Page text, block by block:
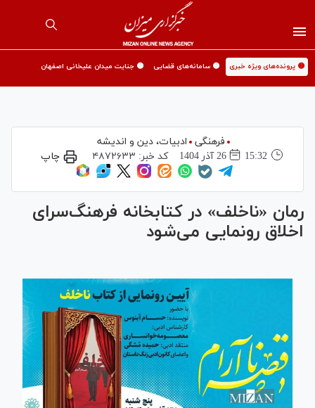
🟡 پرونده‌های ویژه خبری 🟡 سامانه‌های قضایی 🟡 جنایت میدان علیخانی اصفهان
فرهنگی
ادبیات، دین و اندیشه
15:32
26 آذر 1404 کد خبر: ۴۸۷۲۶۳۳ چاپ
رمان «ناخلف» در کتابخانه فرهنگ‌سرای
اخلاق رونمایی می‌شود